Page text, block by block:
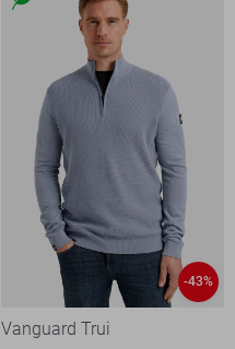
-43%
Vanguard Trui